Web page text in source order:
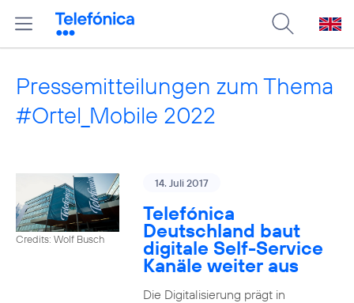
Pressemitteilungen zum Thema
#Ortel_Mobile 2022
Credits: Wolf Busch
14. Juli 2017
Telefónica
Deutschland baut
digitale Self-Service
Kanäle weiter aus
Die Digitalisierung prägt in